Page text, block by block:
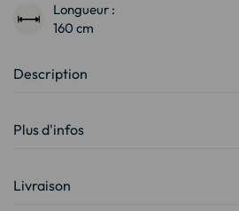
Longueur :
160 cm
Description
Plus d'infos
Livraison